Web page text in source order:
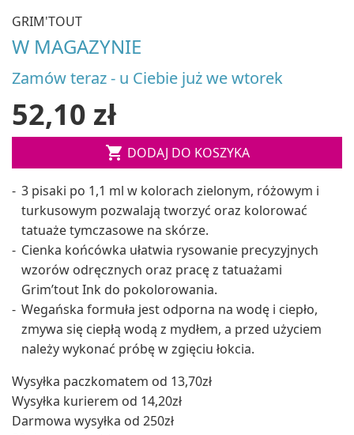
GRIM'TOUT
W MAGAZYNIE
Zamów teraz - u Ciebie już we wtorek
52,10 zł
 DODAJ DO KOSZYKA
3 pisaki po 1,1 ml w kolorach zielonym, różowym i
turkusowym pozwalają tworzyć oraz kolorować
tatuaże tymczasowe na skórze.
Cienka końcówka ułatwia rysowanie precyzyjnych
wzorów odręcznych oraz pracę z tatuażami
Grim’tout Ink do pokolorowania.
Wegańska formuła jest odporna na wodę i ciepło,
zmywa się ciepłą wodą z mydłem, a przed użyciem
należy wykonać próbę w zgięciu łokcia.
Wysyłka paczkomatem od 13,70zł
Wysyłka kurierem od 14,20zł
Darmowa wysyłka od 250zł